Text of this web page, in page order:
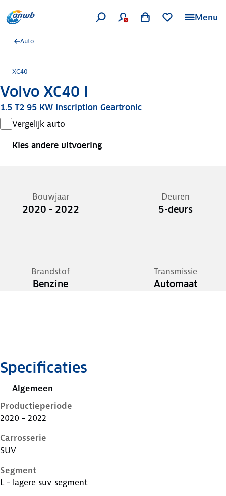
Menu
Auto
XC40
Volvo XC40 I
1.5 T2 95 KW Inscription Geartronic
Vergelijk auto
Kies andere uitvoering
Bouwjaar
2020 - 2022
Deuren
5-deurs
Brandstof
Benzine
Transmissie
Automaat
Specificaties
Algemeen
Productieperiode
2020 - 2022
Carrosserie
SUV
Segment
L - lagere suv segment